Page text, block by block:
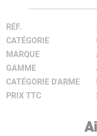
RÉF.
CATÉGORIE
MARQUE
GAMME
CATÉGORIE D'ARME
PRIX TTC